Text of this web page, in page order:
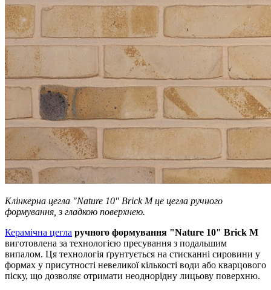
Клінкерна цегла "Nature 10" Brick M це цегла ручного
формування, з гладкою поверхнею.
Керамічна цегла ручного формування "Nature 10" Brick M
виготовлена ​​за технологією пресування з подальшим
випалом. Ця технологія ґрунтується на стисканні сировини у
формах у присутності невеликої кількості води або кварцового
піску, що дозволяє отримати неоднорідну лицьову поверхню.